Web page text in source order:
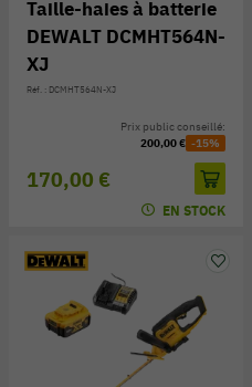
Taille-haies à batterie
DEWALT DCMHT564N-
XJ
Réf. : DCMHT564N-XJ
170,00 €
Prix public conseillé:
200,00 € -15%
EN STOCK